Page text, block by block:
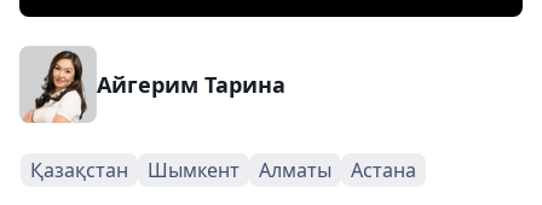
Айгерим Тарина
Қазақстан Шымкент Алматы Астана